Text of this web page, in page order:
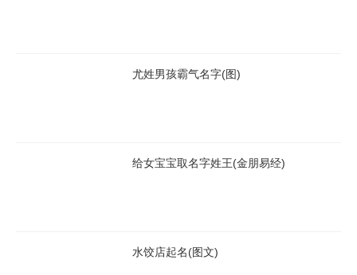
尤姓男孩霸气名字(图)
给女宝宝取名字姓王(金朋易经)
水饺店起名(图文)